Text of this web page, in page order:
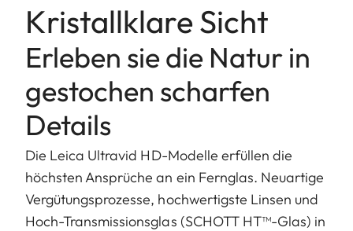
Kristallklare Sicht
Erleben sie die Natur in
gestochen scharfen
Details
Die Leica Ultravid HD-Modelle erfüllen die
höchsten Ansprüche an ein Fernglas. Neuartige
Vergütungsprozesse, hochwertigste Linsen und
Hoch-Transmissionsglas (SCHOTT HT™-Glas) in